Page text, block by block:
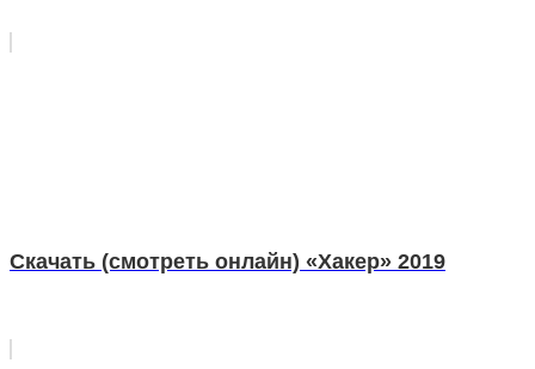
Скачать (смотреть онлайн) «Хакер» 2019